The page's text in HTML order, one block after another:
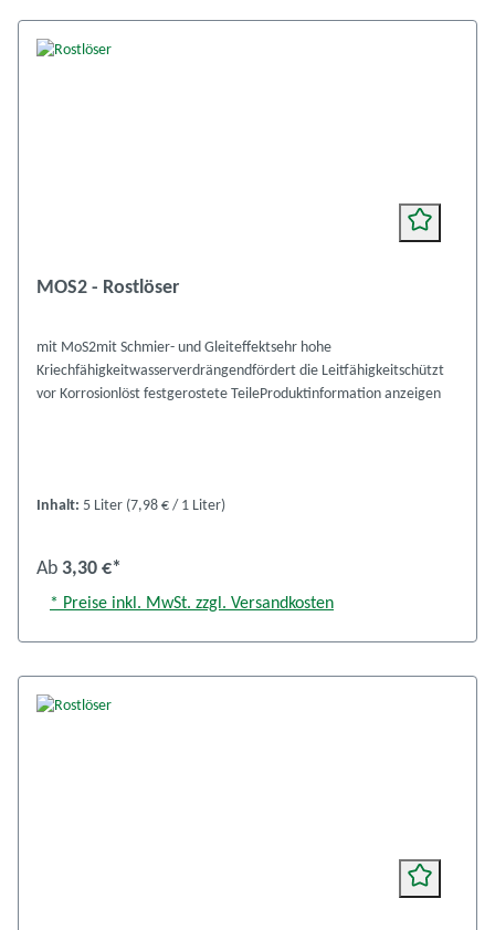
MOS2 - Rostlöser
mit MoS2mit Schmier- und Gleiteffektsehr hohe
Kriechfähigkeitwasserverdrängendfördert die Leitfähigkeitschützt
vor Korrosionlöst festgerostete TeileProduktinformation anzeigen
Inhalt: 5 Liter (7,98 € / 1 Liter)
Ab 3,30 €*
* Preise inkl. MwSt. zzgl. Versandkosten